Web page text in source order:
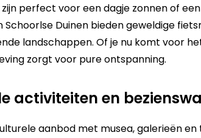
perfect voor een dagje zonnen of
Schoorlse Duinen bieden geweldige
landschappen. Of je nu komt voor
zorgt voor pure ontspanning.
activiteiten en
aanbod met musea, galerieën